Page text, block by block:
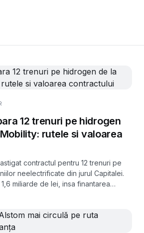
12 trenuri pe hidrogen
rutele si valoarea
contractul pentru 12 trenuri pe
neelectrificate din jurul Capitalei.
miliarde de lei, insa finantarea